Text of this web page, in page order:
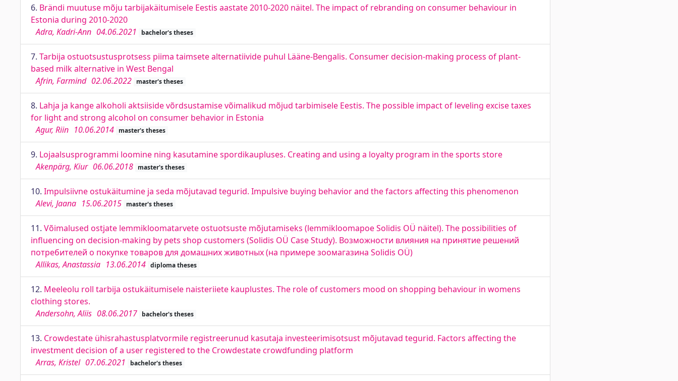
6. Brändi muutuse mõju tarbijakäitumisele Eestis aastate 2010-2020 näitel. The impact of rebranding on consumer behaviour in
Estonia during 2010-2020
Adra, Kadri-Ann 04.06.2021 bachelor's theses
7. Tarbija ostuotsustusprotsess piima taimsete alternatiivide puhul Lääne-Bengalis. Consumer decision-making process of plant-
based milk alternative in West Bengal
Afrin, Farmind 02.06.2022 master's theses
8. Lahja ja kange alkoholi aktsiiside võrdsustamise võimalikud mõjud tarbimisele Eestis. The possible impact of leveling excise taxes
for light and strong alcohol on consumer behavior in Estonia
Agur, Riin 10.06.2014 master's theses
9. Lojaalsusprogrammi loomine ning kasutamine spordikaupluses. Creating and using a loyalty program in the sports store
Akenpärg, Kiur 06.06.2018 master's theses
10. Impulsiivne ostukäitumine ja seda mõjutavad tegurid. Impulsive buying behavior and the factors affecting this phenomenon
Alevi, Jaana 15.06.2015 master's theses
11. Võimalused ostjate lemmikloomatarvete ostuotsuste mõjutamiseks (lemmikloomapoe Solidis OÜ näitel). The possibilities of
influencing on decision-making by pets shop customers (Solidis OÜ Case Study). Возможности влияния на принятие решений
потребителей о покупке товаров для домашних животных (на примере зоомагазина Solidis OÜ)
Allikas, Anastassia 13.06.2014 diploma theses
12. Meeleolu roll tarbija ostukäitumisele naisteriiete kauplustes. The role of customers mood on shopping behaviour in womens
clothing stores.
Andersohn, Aliis 08.06.2017 bachelor's theses
13. Crowdestate ühisrahastusplatvormile registreerunud kasutaja investeerimisotsust mõjutavad tegurid. Factors affecting the
investment decision of a user registered to the Crowdestate crowdfunding platform
Arras, Kristel 07.06.2021 bachelor's theses